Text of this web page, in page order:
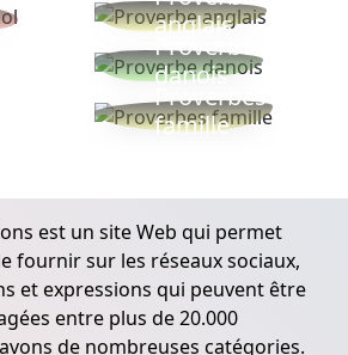
anglais
Proverbe
danois
Proverbes
famille
est un site Web qui permet
fournir sur les réseaux sociaux,
et expressions qui peuvent être
entre plus de 20.000
de nombreuses catégories.